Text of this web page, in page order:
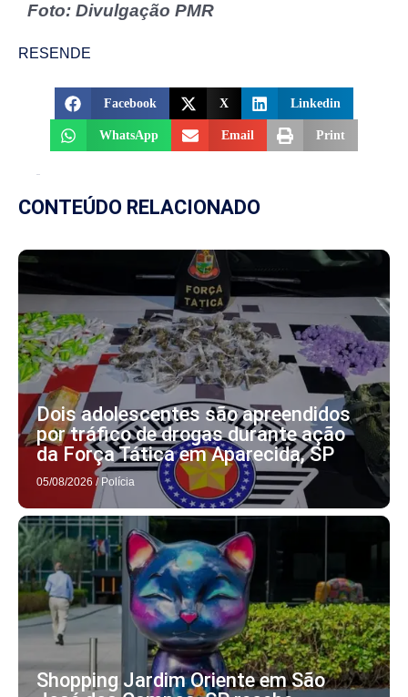
Foto: Divulgação PMR
RESENDE
Facebook X Linkedin
WhatsApp Email Print
CONTEÚDO RELACIONADO
Dois adolescentes são apreendidos
por tráfico de drogas durante ação
da Força Tática em Aparecida, SP
05/08/2026 / Polícia
Shopping Jardim Oriente em São